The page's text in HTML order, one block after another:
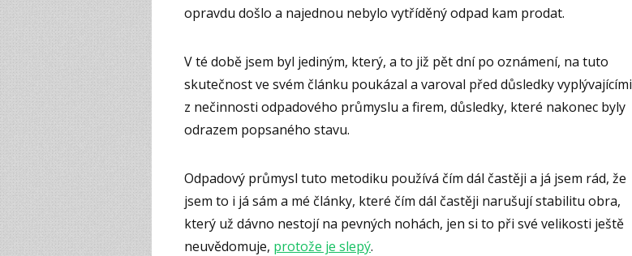
opravdu došlo a najednou nebylo vytříděný odpad kam prodat.
V té době jsem byl jediným, který, a to již pět dní po oznámení, na tuto
skutečnost ve svém článku poukázal a varoval před důsledky vyplývajícími
z nečinnosti odpadového průmyslu a firem, důsledky, které nakonec byly
odrazem popsaného stavu.
Odpadový průmysl tuto metodiku používá čím dál častěji a já jsem rád, že
jsem to i já sám a mé články, které čím dál častěji narušují stabilitu obra,
který už dávno nestojí na pevných nohách, jen si to při své velikosti ještě
neuvědomuje, protože je slepý.